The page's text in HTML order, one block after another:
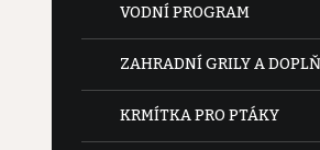
VODNÍ PROGRAM
ZAHRADNÍ GRILY A
KRMÍTKA PRO PTÁKY